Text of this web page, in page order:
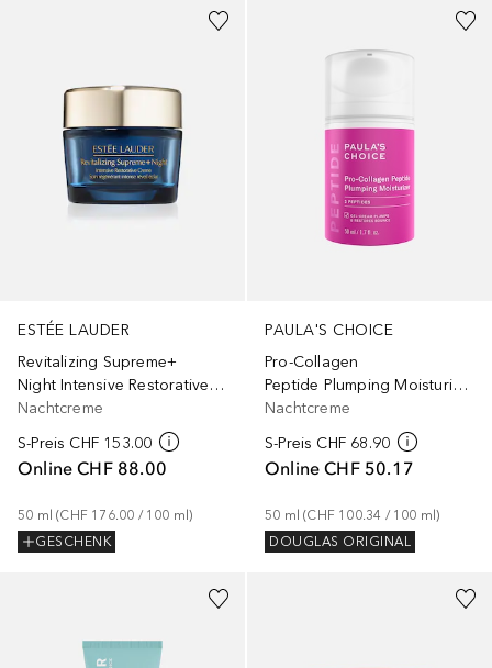
ESTÉE LAUDER
Revitalizing Supreme+
Night Intensive Restorative Creme
Nachtcreme
S-Preis CHF 153.00
Online CHF 88.00
50 ml (CHF 176.00 / 100 ml)
GESCHENK
PAULA'S CHOICE
Pro-Collagen
Peptide Plumping Moisturizer
Nachtcreme
S-Preis CHF 68.90
Online CHF 50.17
50 ml (CHF 100.34 / 100 ml)
DOUGLAS ORIGINAL